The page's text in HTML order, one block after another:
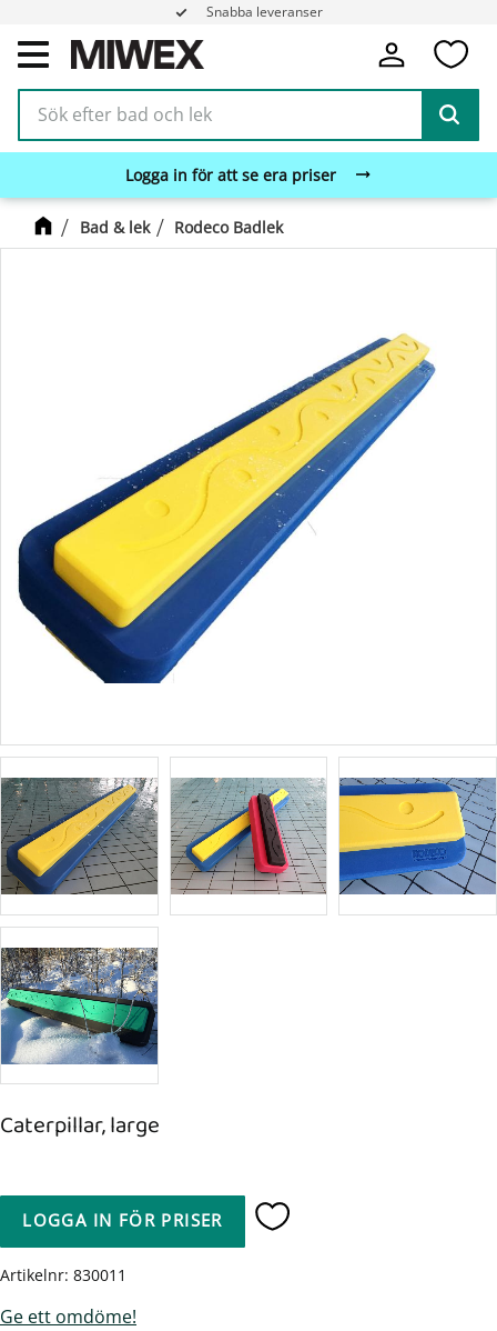
Meny
Snabba leveranser
Logga in för att se era priser
Bad & lek Rodeco Badlek
Caterpillar, large
LOGGA IN FÖR PRISER Lägg till i favoriter
Artikelnr 830011
Ge ett omdöme!